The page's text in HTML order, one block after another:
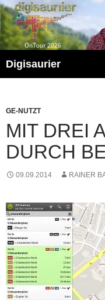
Zum
Inhalt
springen
Digisaurier
GE-NUTZT
MIT DREI
DURCH
09.09.2014 RAINER